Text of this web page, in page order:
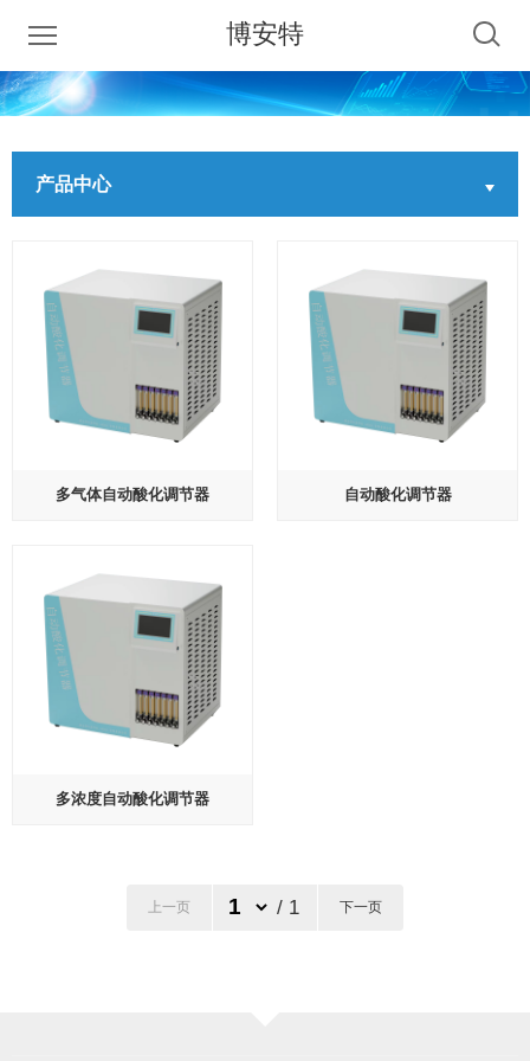
博安特
产品中心
多气体自动酸化调节器 自动酸化调节器
多浓度自动酸化调节器
上一页 / 1 下一页